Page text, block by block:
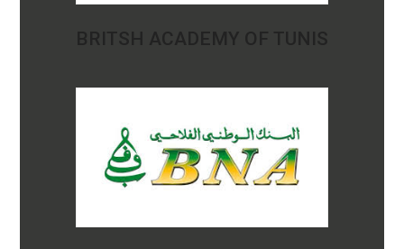
BRITSH ACADEMY OF TUNIS